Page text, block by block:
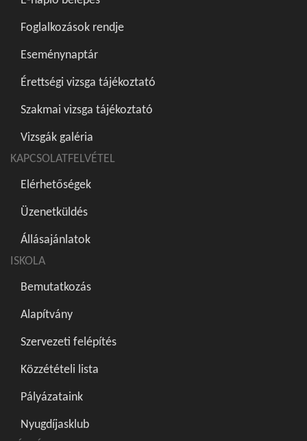
Foglalkozások rendje
Eseménynaptár
Érettségi vizsga tájékoztató
Szakmai vizsga tájékoztató
Vizsgák galéria
KAPCSOLATFELVÉTEL
Elérhetőségek
Üzenetküldés
Állásajánlatok
ISKOLA
Bemutatkozás
Alapítvány
Szervezeti felépítés
Közzétételi lista
Pályázataink
Nyugdíjasklub